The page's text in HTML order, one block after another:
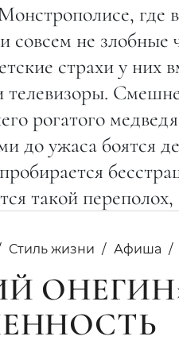
где
совсем не
страхи у них
рогатого
до ужаса боятся
такой
Стиль жизни Афиша